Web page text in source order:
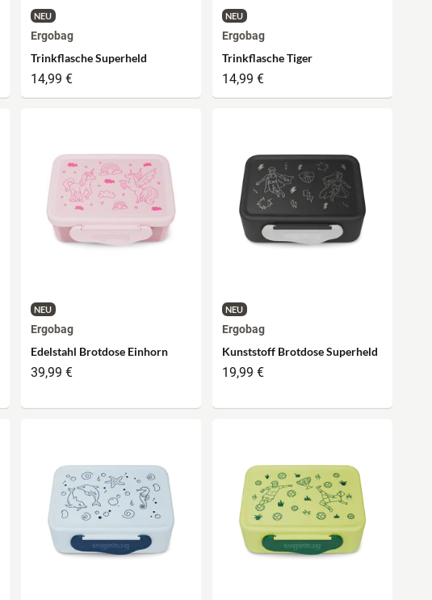
NEU
Ergobag
Trinkflasche Superheld
14,99 €
NEU
Ergobag
Trinkflasche Tiger
14,99 €
NEU
Ergobag
Edelstahl Brotdose Einhorn
39,99 €
NEU
Ergobag
Kunststoff Brotdose Superheld
19,99 €